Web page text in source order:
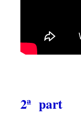
2ª part